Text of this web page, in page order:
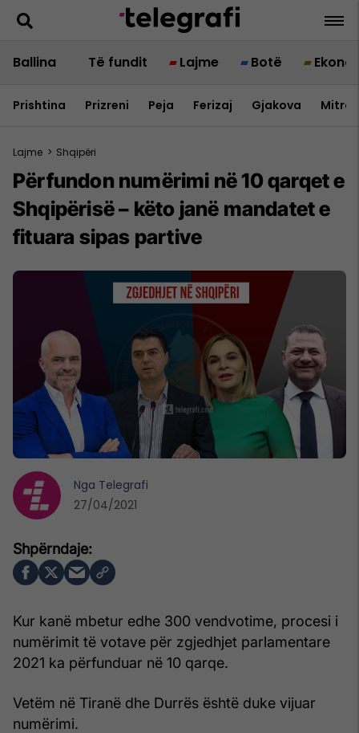
Ballina Të fundit Lajme Botë
Prishtina Prizreni Peja Ferizaj Gjakova
Lajme > Shqipëri
Përfundon numërimi në 10 qarqet e
Shqipërisë – këto janë mandatet e
fituara sipas partive
Kur kanë mbetur edhe 300 vendvotime, procesi i
numërimit të votave për zgjedhjet parlamentare
2021 ka përfunduar në 10 qarqe.
Vetëm në Tiranë dhe Durrës është duke vijuar
numërimi.
Nga Telegrafi
27/04/2021